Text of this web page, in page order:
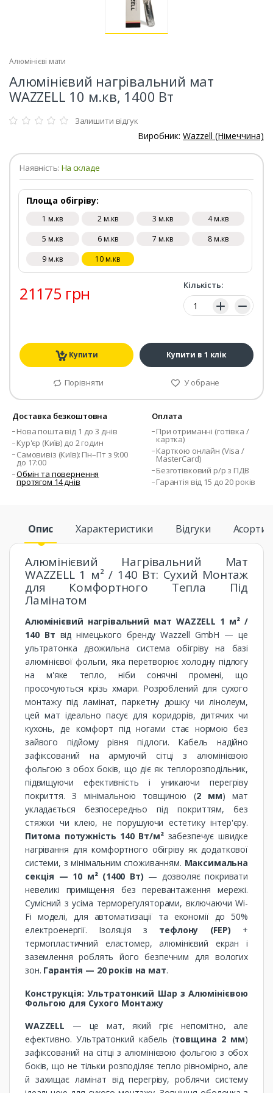
Алюмінієві мати
Алюмінієвий нагрівальний мат
WAZZELL 10 м.кв, 1400 Вт
Залишити відгук
Виробник: Wazzell (Німеччина)
Наявність: На складе
Площа обігріву:
1 м.кв 2 м.кв 3 м.кв
4 м.кв
5 м.кв
6 м.кв 7 м.кв
8 м.кв
9 м.кв
10 м.кв
21175 грн Кількість:
Кількість:
Купити Купити в 1 клік
Порівняти У обране
Доставка безкоштовна
Нова пошта від 1 до 3 днів
Кур'єр (Київ) до 2 годин
Самовивіз (Київ): Пн–Пт з 9:00
до 17:00
Обмін та повернення
протягом 14 днів
Оплата
При отриманні (готівка /
картка)
Карткою онлайн (Visa /
MasterCard)
Безготівковий р/р з ПДВ
Гарантія від 15 до 20 років
Опис Характеристики Відгуки
Алюмінієвий Нагрівальний Мат
WAZZELL 1 м² / 140 Вт: Сухий Монтаж
для Комфортного Тепла Під
Ламінатом
Алюмінієвий нагрівальний мат WAZZELL 1 м² /
140 Вт від німецького бренду Wazzell GmbH — це
ультратонка двожильна система обігріву на базі
алюмінієвої фольги, яка перетворює холодну підлогу
на м'яке тепло, ніби сонячні промені, що
просочуються крізь хмари. Розроблений для сухого
монтажу під ламінат, паркетну дошку чи лінолеум,
цей мат ідеально пасує для коридорів, дитячих чи
кухонь, де комфорт під ногами стає нормою без
зайвого підйому рівня підлоги. Кабель надійно
зафіксований на армуючій сітці з алюмінієвою
фольгою з обох боків, що діє як теплорозподільник,
підвищуючи ефективність і уникаючи перегріву
покриття. З мінімальною товщиною (2 мм) мат
укладається безпосередньо під покриттям, без
стяжки чи клею, не порушуючи естетику інтер'єру.
Питома потужність 140 Вт/м²забезпечує швидке
нагрівання для комфортного обігріву як додаткової
системи, з мінімальним споживанням. Максимальна
секція — 10 м² (1400 Вт) — дозволяє покривати
невеликі приміщення без перевантаження мережі.
Сумісний з усіма терморегуляторами, включаючи Wi-
Fi моделі, для автоматизації та економії до 50%
електроенергії. Ізоляція з тефлону (FEP) +
термопластичний еластомер, алюмінієвий екран і
заземлення роблять його безпечним для вологих
зон. Гарантія — 20 років на мат.
Конструкція: Ультратонкий Шар з Алюмінієвою
Фольгою для Сухого Монтажу
WAZZELL — це мат, який гріє непомітно, але
ефективно. Ультратонкий кабель (товщина 2 мм)
зафіксований на сітці з алюмінієвою фольгою з обох
боків, що не тільки розподіляє тепло рівномірно, але
й захищає ламінат від перегріву, роблячи систему